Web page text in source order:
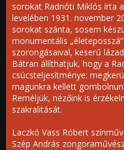
sorokat Radnóti Miklós írta
levelében 1931. november
sorokat szánta, sosem
monumentális
szorongásaival, keserű
Bátran állíthatjuk, hogy a
csúcsteljesítménye:
magunkra kellett
Reméljük, nézőink is
szakralitását.
Laczkó Vass Róbert
Szép András